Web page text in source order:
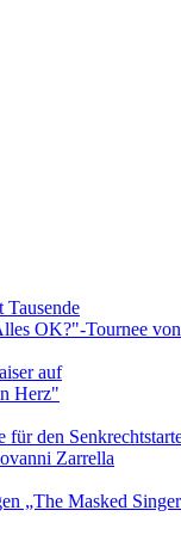
Tausende
auf
den
„The Masked